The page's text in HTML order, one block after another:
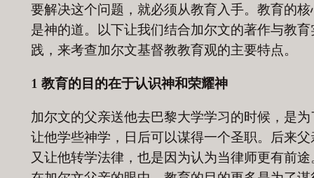
要解决这个问题，就必须从教育入手。教育的核
是神的道。以下让我们结合加尔文的著作与教育
践，来考查加尔文基督教教育观的主要特点。
1 教育的目的在于认识神和荣耀神
加尔文的父亲送他去巴黎大学学习的时候，是为
让他学些神学，日后可以谋得一个圣职。后来父
又让他转学法律，也是因为认为当律师更有前途